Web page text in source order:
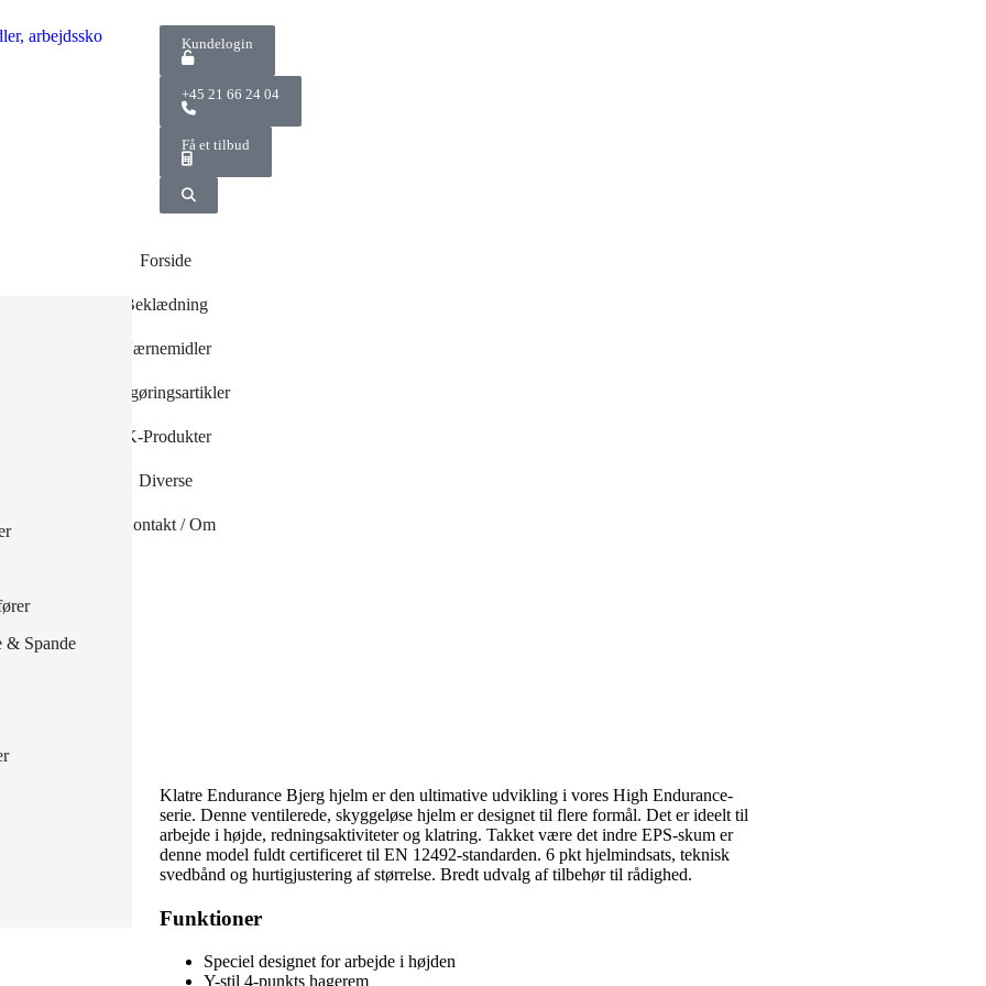
Kundelogin
+45 21 66 24 04
Få et tilbud
Forside
Beklædning
-
Værnemidler
Rengøringsartikler
& Spande
IK-Produkter
Diverse
Kontakt / Om
Klatre Endurance Bjerg hjelm er den ultimative udvikling i vores High Endurance-
serie. Denne ventilerede, skyggeløse hjelm er designet til flere formål. Det er ideelt til
arbejde i højde, redningsaktiviteter og klatring. Takket være det indre EPS-skum er
denne model fuldt certificeret til EN 12492-standarden. 6 pkt hjelmindsats, teknisk
svedbånd og hurtigjustering af størrelse. Bredt udvalg af tilbehør til rådighed.
Funktioner
Speciel designet for arbejde i højden
Y-stil 4-punkts hagerem